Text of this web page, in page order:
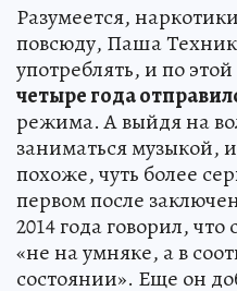
Разумеется,
повсюду, Паша
употреблять, и по
четыре года
режима. А выйдя на
заниматься музыкой,
похоже, чуть более
первом после
2014 года говорил,
«не на умняке, а в
состоянии». Еще он